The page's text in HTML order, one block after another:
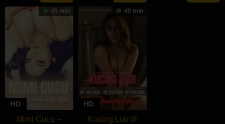
1963
Rawail
45 min
HD
Mimi Cucu –
45 min
HD
Kucing Liar di